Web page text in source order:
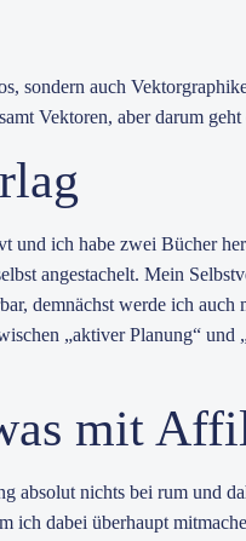
sondern auch
Vektoren, aber darum geht
und ich habe zwei Bücher
angestachelt. Mein
demnächst werde ich auch
„aktiver Planung“ und
mit
absolut nichts bei rum und
dabei überhaupt